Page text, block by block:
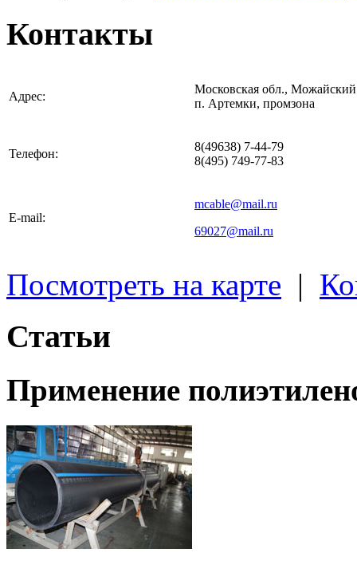
Контакты
Адрес:
Московская обл.,
п. Артемки, промзона
Телефон:
8(49638) 7-44-79
8(495) 749-77-83
E-mail:
mcable@mail.ru
69027@mail.ru
Посмотреть на карте |
Статьи
Применение